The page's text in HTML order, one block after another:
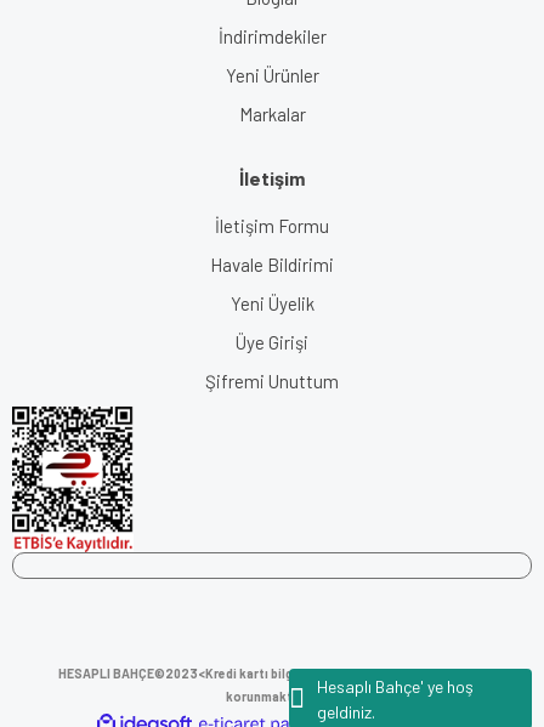
Hesaplı Bahçe' ye hoş
geldiniz.
İndirimdekiler
Yeni Ürünler
Markalar
İletişim
İletişim Formu
Havale Bildirimi
Yeni Üyelik
Üye Girişi
Şifremi Unuttum
HESAPLI BAHÇE©2023<Kredi kartı bilgileriniz 256bit SSL sertifikası ile
korunmaktadır.
ideasoft